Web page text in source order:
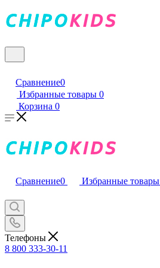
Сравнение0
Избранные товары 0
Корзина 0
Сравнение0 Избранные товары
Телефоны
8 800 333-30-11